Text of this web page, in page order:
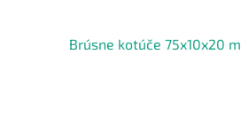
Brúsne kotúče 75x10x20